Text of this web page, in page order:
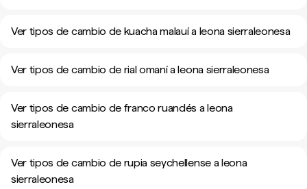
Ver tipos de cambio de kuacha malauí a leona sierraleonesa
Ver tipos de cambio de rial omaní a leona sierraleonesa
Ver tipos de cambio de franco ruandés a leona
sierraleonesa
Ver tipos de cambio de rupia seychellense a leona
sierraleonesa